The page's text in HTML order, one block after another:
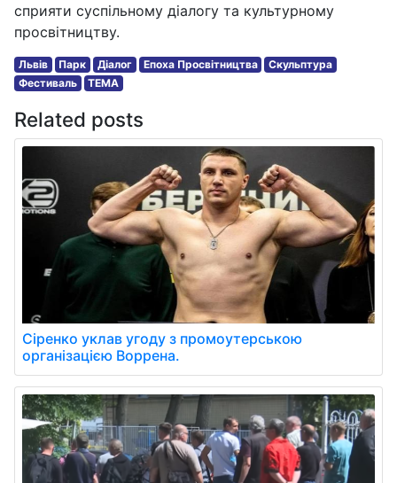
сприяти суспільному діалогу та культурному
просвітництву.
Львів Парк Діалог Епоха Просвітництва
Скульптура
Фестиваль
ТЕМА
Related posts
Сіренко уклав угоду з промоутерською
організацією Воррена.